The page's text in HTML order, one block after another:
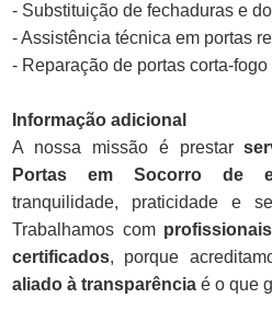
- Substituição de fechaduras e
- Assistência técnica em portas
- Reparação de portas corta-
Informação adicional
A nossa missão é prestar
Portas em Socorro de
tranquilidade, praticidade e
Trabalhamos com
certificados, porque
aliado à transparência é o que